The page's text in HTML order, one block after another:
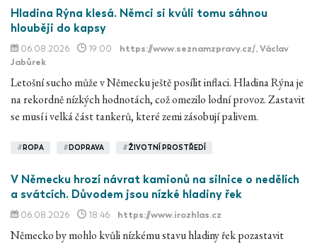
Hladina Rýna klesá. Němci si kvůli tomu sáhnou
hlouběji do kapsy
06.08.2026 19:00 https://www.seznamzpravy.cz/, Václav
Jabůrek
Letošní sucho může v Německu ještě posílit inflaci. Hladina Rýna je
na rekordně nízkých hodnotách, což omezilo lodní provoz. Zastavit
se musí i velká část tankerů, které zemi zásobují palivem.
# ROPA # DOPRAVA #ŽIVOTNÍ PROSTŘEDÍ
V Německu hrozí návrat kamionů na silnice o nedělích
a svátcích. Důvodem jsou nízké hladiny řek
06.08.2026 18:46 https://www.irozhlas.cz
Německo by mohlo kvůli nízkému stavu hladiny řek pozastavit